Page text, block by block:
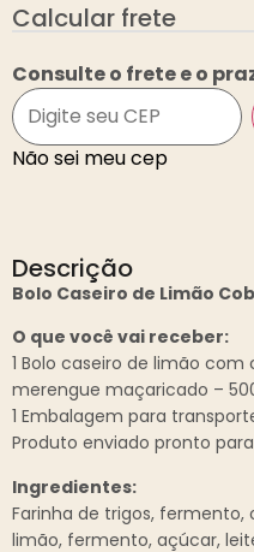
Calcular frete
Consulte o frete e o
Não sei meu cep
Descrição
Bolo Caseiro de Limão
O que você vai receber:
1 Bolo caseiro de limão
merengue maçaricado –
1 Embalagem para
Produto enviado pronto
Ingredientes:
Farinha de trigos, fermento,
limão, fermento, açúcar,